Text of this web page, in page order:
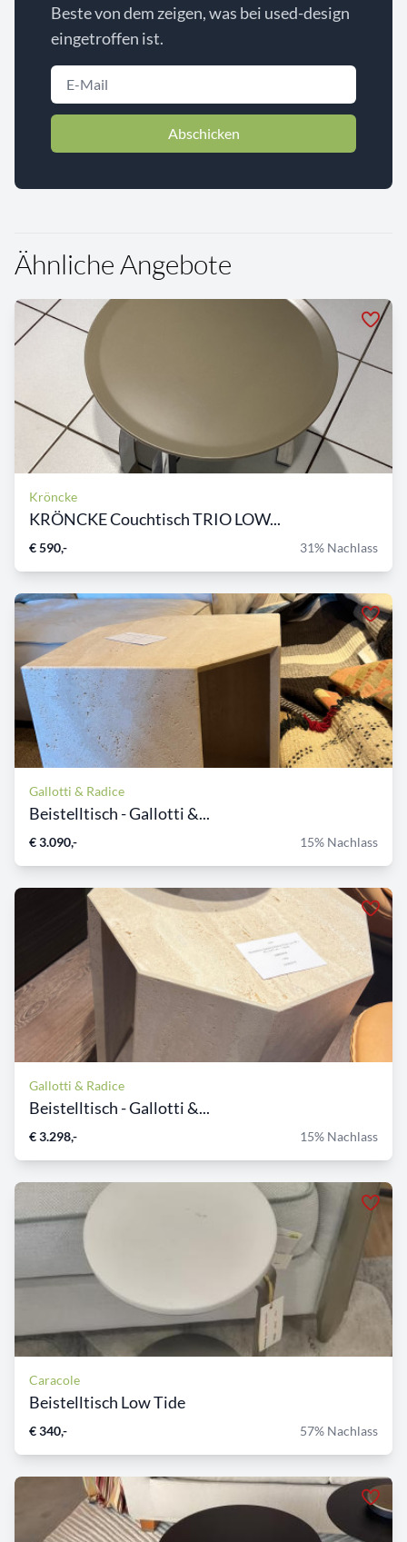
Beste von dem zeigen, was bei used-design
eingetroffen ist.
Abschicken
Ähnliche Angebote
Kröncke
KRÖNCKE Couchtisch TRIO LOW...
€ 590,- 31% Nachlass
Gallotti & Radice
Beistelltisch - Gallotti &...
€ 3.090,- 15% Nachlass
Gallotti & Radice
Beistelltisch - Gallotti &...
€ 3.298,- 15% Nachlass
Caracole
Beistelltisch Low Tide
€ 340,- 57% Nachlass